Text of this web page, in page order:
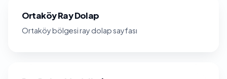
Ortaköy Ray Dolap
Ortaköy bölgesi ray dolap sayfası